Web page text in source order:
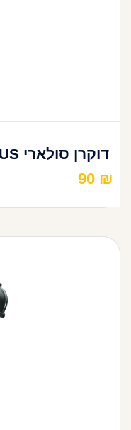
דוקרן סולארי RGB FOCUS
90 ₪